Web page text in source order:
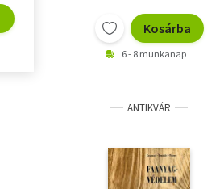
Kosárba
6 - 8 munkanap
ANTIKVÁR